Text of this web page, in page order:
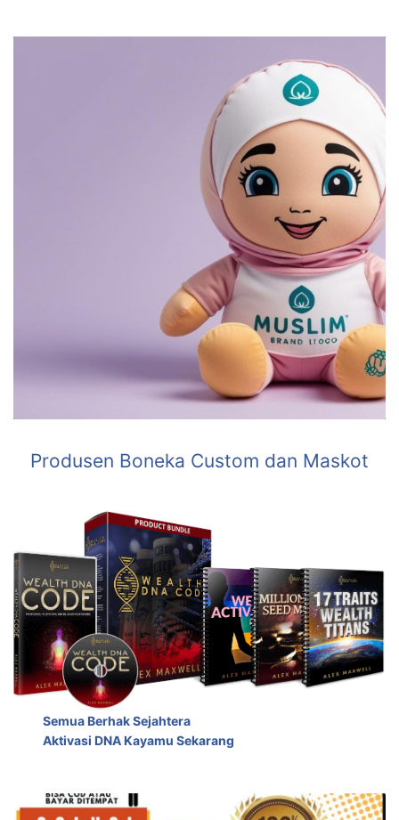
Produsen Boneka Custom dan Maskot
Semua Berhak Sejahtera
Aktivasi DNA Kayamu Sekarang